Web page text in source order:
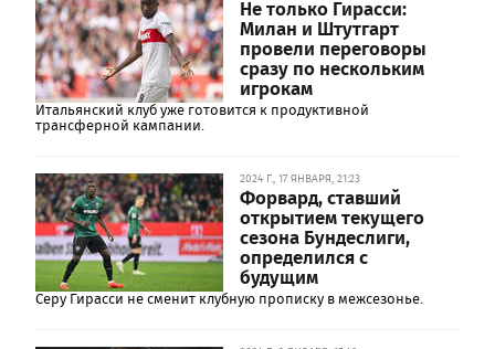
Не только Гирасси:
Милан и Штутгарт
провели переговоры
сразу по нескольким
игрокам
Итальянский клуб уже готовится к продуктивной
трансферной кампании.
2024 Г., 17 ЯНВАРЯ, 21:23
Форвард, ставший
открытием текущего
сезона Бундеслиги,
определился с
будущим
Серу Гирасси не сменит клубную прописку в межсезонье.